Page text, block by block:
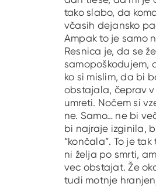
tako slabo, da
včasih dejansko
Ampak to je samo
Resnica je, da se
samopoškodujem,
ko si mislim, da bi
obstajala, čeprav
umreti. Nočem si
ne. Samo… ne bi
bi najraje izginila,
“končala”. To je
ni želja po smrti,
vec obstajat. Že
tudi motnje